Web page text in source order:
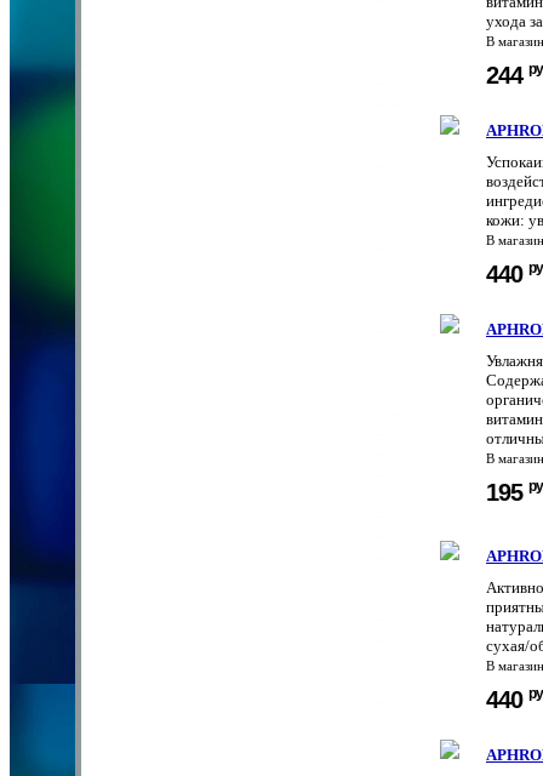
ухода
В
244
кожи:
В
440
В
195
сухая/
В
440